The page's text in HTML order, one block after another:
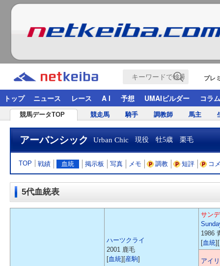
プレ
トップ ニュース レース A I 予想 UMAIビルダー コラム
競馬データTOP 競走馬 騎手 調教師 馬主
アーバンシック Urban Chic 現役 牡5歳 栗毛
TOP 戦績 血統 掲示板 写真 メモ 調教 短評 コ
5代血統表
ハーツクライ
2001 鹿毛
[血統][産駒]
サン
1986
[血統][
アイ